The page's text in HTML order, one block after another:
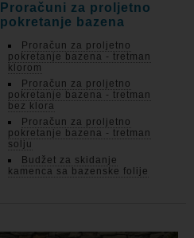
Proračuni za proljetno
pokretanje bazena
Proračun za proljetno
pokretanje bazena - tretman
klorom
Proračun za proljetno
pokretanje bazena - tretman
bez klora
Proračun za proljetno
pokretanje bazena - tretman
solju
Budžet za skidanje
kamenca sa bazenske folije